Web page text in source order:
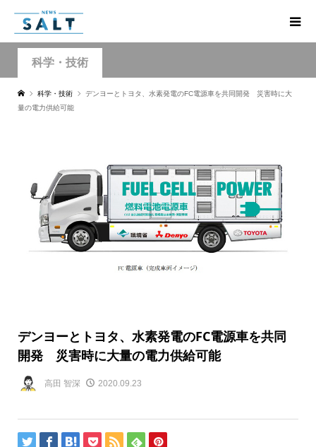
科学・技術
科学・技術
デンヨーとトヨタ、水素発電のFC電源車を共同開発 災害時に大
量の電力供給可能
デンヨーとトヨタ、水素発電のFC電源車を共同
開発 災害時に大量の電力供給可能
高田 智深 2020.09.23